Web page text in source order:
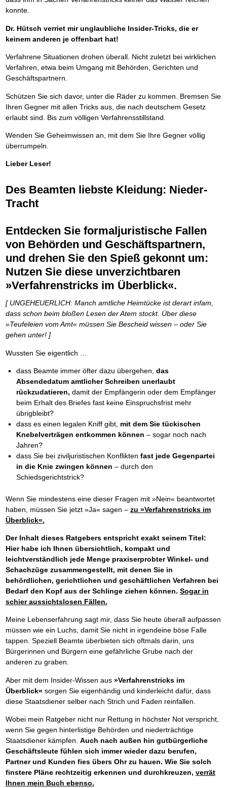
konnte.
Dr. Hütsch verriet mir unglaubliche Insider-Tricks, die er
keinem anderen je offenbart hat!
Verfahrene Situationen drohen überall. Nicht zuletzt bei wirklichen
Verfahren, etwa beim Umgang mit Behörden, Gerichten und
Geschäftspartnern.
Schützen Sie sich davor, unter die Räder zu kommen. Bremsen Sie
Ihren Gegner mit allen Tricks aus, die nach deutschem Gesetz
erlaubt sind. Bis zum völligen Verfahrensstillstand.
Wenden Sie Geheimwissen an, mit dem Sie Ihre Gegner völlig
überrumpeln.
Lieber Leser!
Des Beamten liebste Kleidung: Nieder-
Tracht
Entdecken Sie formaljuristische Fallen
von Behörden und Geschäftspartnern,
und drehen Sie den Spieß gekonnt um:
Nutzen Sie diese unverzichtbaren
»Verfahrenstricks im Überblick«.
[ UNGEHEUERLICH: Manch amtliche Heimtücke ist derart infam,
dass schon beim bloßen Lesen der Atem stockt. Über diese
»Teufeleien vom Amt« müssen Sie Bescheid wissen – oder Sie
gehen unter! ]
Wussten Sie eigentlich …
dass Beamte immer öfter dazu übergehen,das
Absendedatum amtlicher Schreiben unerlaubt
rückzudatieren, damit der Empfängerin oder dem Empfänger
beim Erhalt des Briefes fast keine Einspruchsfrist mehr
übrigbleibt?
dass es einen legalen Kniff gibt, mit dem Sie tückischen
Knebelverträgen entkommen können – sogar noch nach
Jahren?
dass Sie bei ziviljuristischen Konflikten fast jede Gegenpartei
in die Knie zwingen können – durch den
Schiedsgerichtstrick?
Wenn Sie mindestens eine dieser Fragen mit »Nein« beantwortet
haben, müssen Sie jetzt »Ja« sagen – zu »Verfahrenstricks im
Überblick«.
Der Inhalt dieses Ratgebers entspricht exakt seinem Titel:
Hier habe ich Ihnen übersichtlich, kompakt und
leichtverständlich jede Menge praxiserprobter Winkel- und
Schachzüge zusammengestellt, mit denen Sie in
behördlichen, gerichtlichen und geschäftlichen Verfahren bei
Bedarf den Kopf aus der Schlinge ziehen können. Sogar in
schier aussichtslosen Fällen.
Meine Lebenserfahrung sagt mir, dass Sie heute überall aufpassen
müssen wie ein Luchs, damit Sie nicht in irgendeine böse Falle
tappen. Speziell Beamte überbieten sich oftmals darin, uns
Bürgerinnen und Bürgern eine gefährliche Grube nach der
anderen zu graben.
Aber mit dem Insider-Wissen aus »Verfahrenstricks im
Überblick« sorgen Sie eigenhändig und kinderleicht dafür, dass
diese Staatsdiener selber nach Strich und Faden reinfallen.
Wobei mein Ratgeber nicht nur Rettung in höchster Not verspricht,
wenn Sie gegen hinterlistige Behörden und niederträchtige
Staatsdiener kämpfen. Auch nach außen hin gutbürgerliche
Geschäftsleute fühlen sich immer wieder dazu berufen,
Partner und Kunden fies übers Ohr zu hauen. Wie Sie solch
finstere Pläne rechtzeitig erkennen und durchkreuzen, verrät
Ihnen mein Buch ebenso.